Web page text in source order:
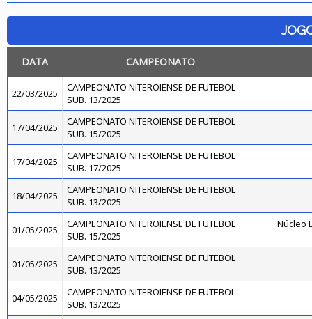
DATA CAMPEONATO
22/03/2025
CAMPEONATO NITEROIENSE DE FUTEBOL
SUB. 13/2025
17/04/2025
CAMPEONATO NITEROIENSE DE FUTEBOL
SUB. 15/2025
17/04/2025
CAMPEONATO NITEROIENSE DE FUTEBOL
SUB. 17/2025
18/04/2025
CAMPEONATO NITEROIENSE DE FUTEBOL
SUB. 13/2025
01/05/2025
CAMPEONATO NITEROIENSE DE FUTEBOL
SUB. 15/2025
Núcleo
01/05/2025
CAMPEONATO NITEROIENSE DE FUTEBOL
SUB. 13/2025
04/05/2025
CAMPEONATO NITEROIENSE DE FUTEBOL
SUB. 13/2025